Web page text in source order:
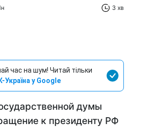
3 хв
час на шум! Читай тільки
Україна у Google
думы
к президенту РФ